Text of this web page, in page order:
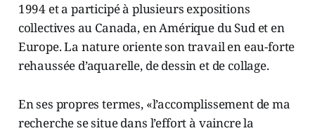
1994 et a participé à plusieurs expositions
collectives au Canada, en Amérique du Sud et en
Europe. La nature oriente son travail en eau-forte
rehaussée d’aquarelle, de dessin et de collage.
En ses propres termes, «l’accomplissement de ma
recherche se situe dans l’effort à vaincre la